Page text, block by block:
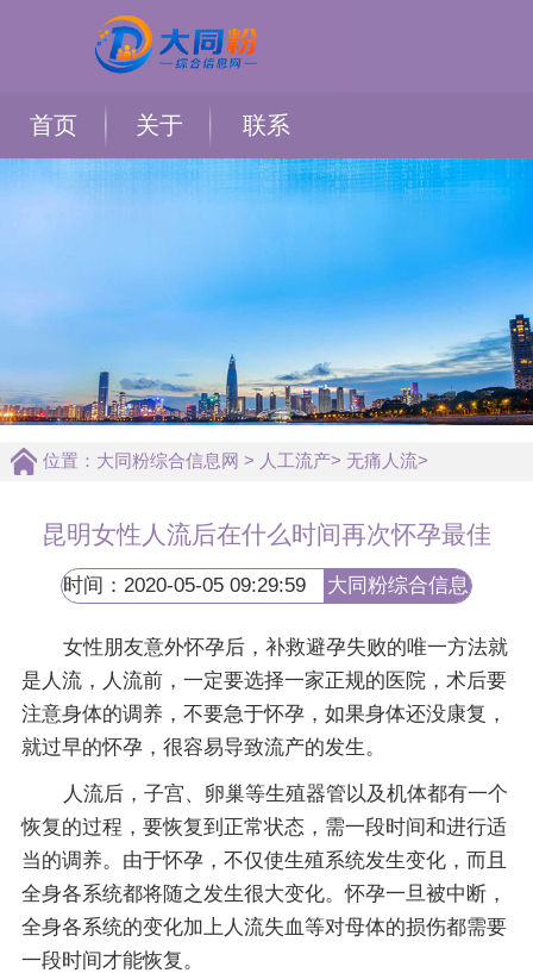
首页 关于 联系
位置： 大同粉综合信息网 > 人工流产> 无痛人流>
昆明女性人流后在什么时间再次怀孕最佳
时间：2020-05-05 09:29:59
大同粉综合信息
女性朋友意外怀孕后，补救避孕失败的唯一方法就
是人流，人流前，一定要选择一家正规的医院，术后要
注意身体的调养，不要急于怀孕，如果身体还没康复，
就过早的怀孕，很容易导致流产的发生。
人流后，子宫、卵巢等生殖器管以及机体都有一个
恢复的过程，要恢复到正常状态，需一段时间和进行适
当的调养。由于怀孕，不仅使生殖系统发生变化，而且
全身各系统都将随之发生很大变化。怀孕一旦被中断，
全身各系统的变化加上人流失血等对母体的损伤都需要
一段时间才能恢复。